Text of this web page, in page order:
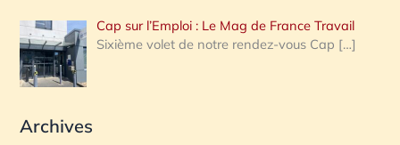
Cap sur l’Emploi : Le Mag de France Travail
Sixième volet de notre rendez-vous Cap […]
Archives